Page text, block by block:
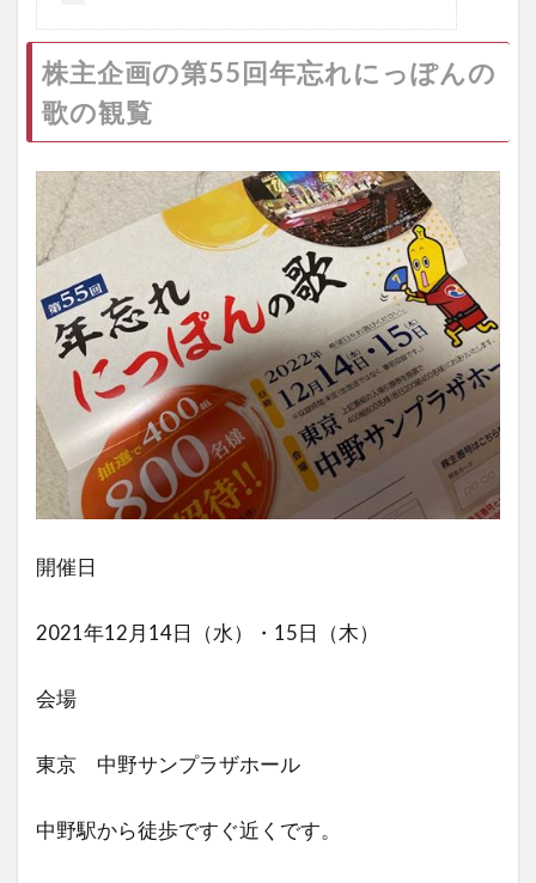
株主企画の第55回年忘れにっぽんの
歌の観覧
開催日
2021年12月14日（水）・15日（木）
会場
東京 中野サンプラザホール
中野駅から徒歩ですぐ近くです。